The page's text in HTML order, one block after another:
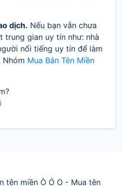
dịch. Nếu bạn vẫn chưa
trung gian uy tín như: nhà
nổi tiếng uy tín để làm
Nhóm Mua Bán Tên Miền
tên miền Ò Ó O - Mua tên